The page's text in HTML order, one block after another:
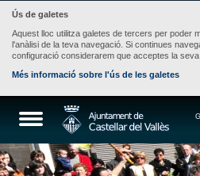
Ús de galetes
Aquest lloc utilitza galetes de tercers per poder
l'anàlisi de la teva navegació. Si continues
configuració considerarem que acceptes la seva
Més informació sobre l'ús de les galetes